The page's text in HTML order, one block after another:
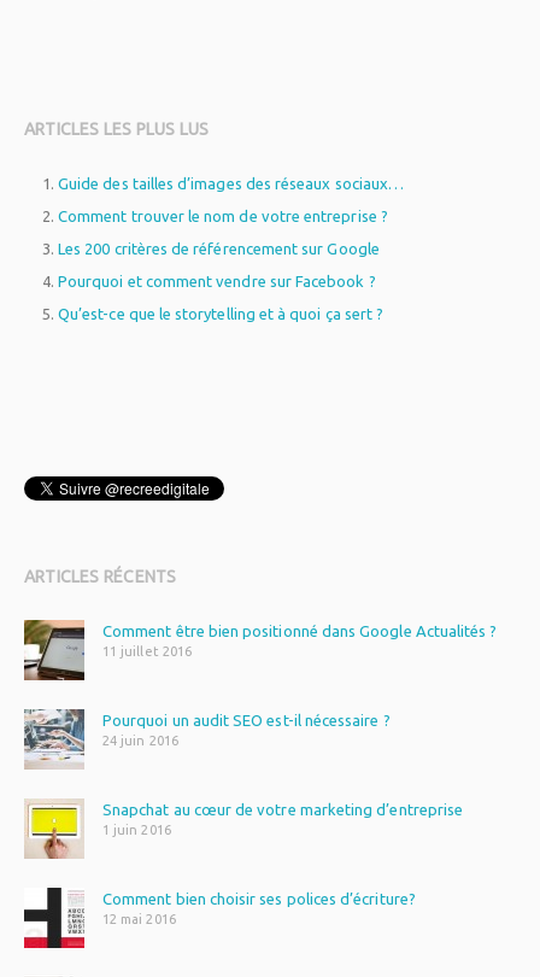
ARTICLES LES PLUS LUS
Guide des tailles d’images des réseaux sociaux…
Comment trouver le nom de votre entreprise ?
Les 200 critères de référencement sur Google
Pourquoi et comment vendre sur Facebook ?
Qu’est-ce que le storytelling et à quoi ça sert ?
ARTICLES RÉCENTS
Comment être bien positionné dans Google Actualités ?
11 juillet 2016
Pourquoi un audit SEO est-il nécessaire ?
24 juin 2016
Snapchat au cœur de votre marketing d’entreprise
1 juin 2016
Comment bien choisir ses polices d’écriture?
12 mai 2016